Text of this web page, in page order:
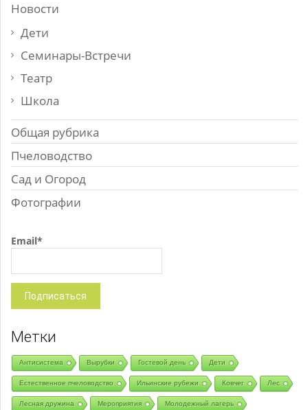
Новости
Дети
Семинары-Встречи
Театр
Школа
Общая рубрика
Пчеловодство
Сад и Огород
Фотографии
Email*
Метки
Антисистема Вырубки Гостевой день Дети
Естественное пчеловодство Ильинские рубежи Ковчег Лес
Лесная дружина Мероприятия Молодежный лагерь